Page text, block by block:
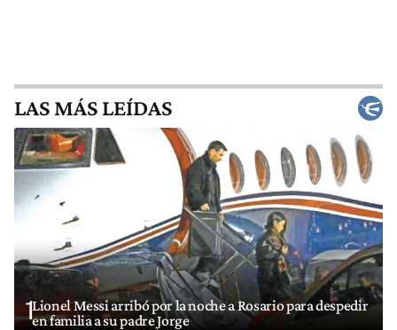
LAS MÁS LEÍDAS
1Lionel Messi arribó por la noche a Rosario para despedir
en familia a su padre Jorge